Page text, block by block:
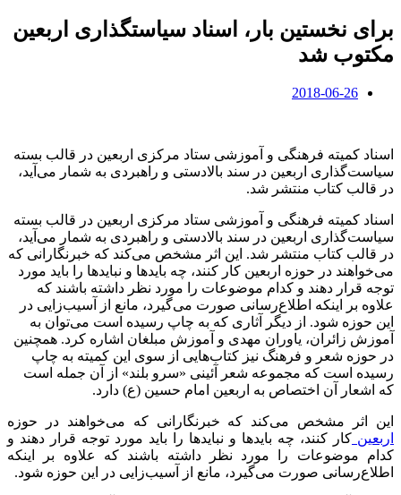
برای نخستین بار، اسناد سیاستگذاری اربعین
مکتوب شد
2018-06-26
اسناد کمیته فرهنگی و آموزشی ستاد مرکزی اربعین در قالب بسته
سیاست‌گذاری اربعین در سند بالادستی و راهبردی به شمار می‌آید،‌
در قالب کتاب منتشر شد.
اسناد کمیته فرهنگی و آموزشی ستاد مرکزی اربعین در قالب بسته
سیاست‌گذاری اربعین در سند بالادستی و راهبردی به شمار می‌آید،‌
در قالب کتاب منتشر شد. این اثر مشخص‌ می‌کند که خبرنگارانی که
می‌خواهند در حوزه اربعین کار کنند،‌ چه بایدها و نبایدها را باید مورد
توجه قرار دهند و کدام موضوعات را مورد نظر داشته باشند که
علاوه بر اینکه اطلاع‌رسانی صورت می‌گیرد،‌ مانع از آسیب‌زایی در
این حوزه شود. از دیگر آثاری که به چاپ رسیده است می‌توان به
آموزش زائران، یاوران مهدی و آموزش مبلغان اشاره کرد. همچنین
در حوزه شعر و فرهنگ نیز کتاب‌هایی از سوی این کمیته به چاپ
رسیده است که مجموعه شعر آئینی «سرو بلند» از آن جمله است
که اشعار آن اختصاص به اربعین امام حسین (ع) دارد.
این اثر مشخص‌ می‌کند که خبرنگارانی که می‌خواهند در حوزه
اربعین کار کنند،‌ چه بایدها و نبایدها را باید مورد توجه قرار دهند و
کدام موضوعات را مورد نظر داشته باشند که علاوه بر اینکه
اطلاع‌رسانی صورت می‌گیرد،‌ مانع از آسیب‌زایی در این حوزه شود.